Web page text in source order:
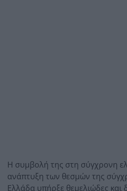
Η συμβολή της στη σύγχρονη
ανάπτυξη των θεσμών της
Ελλάδα υπήρξε θεμελιώδες και